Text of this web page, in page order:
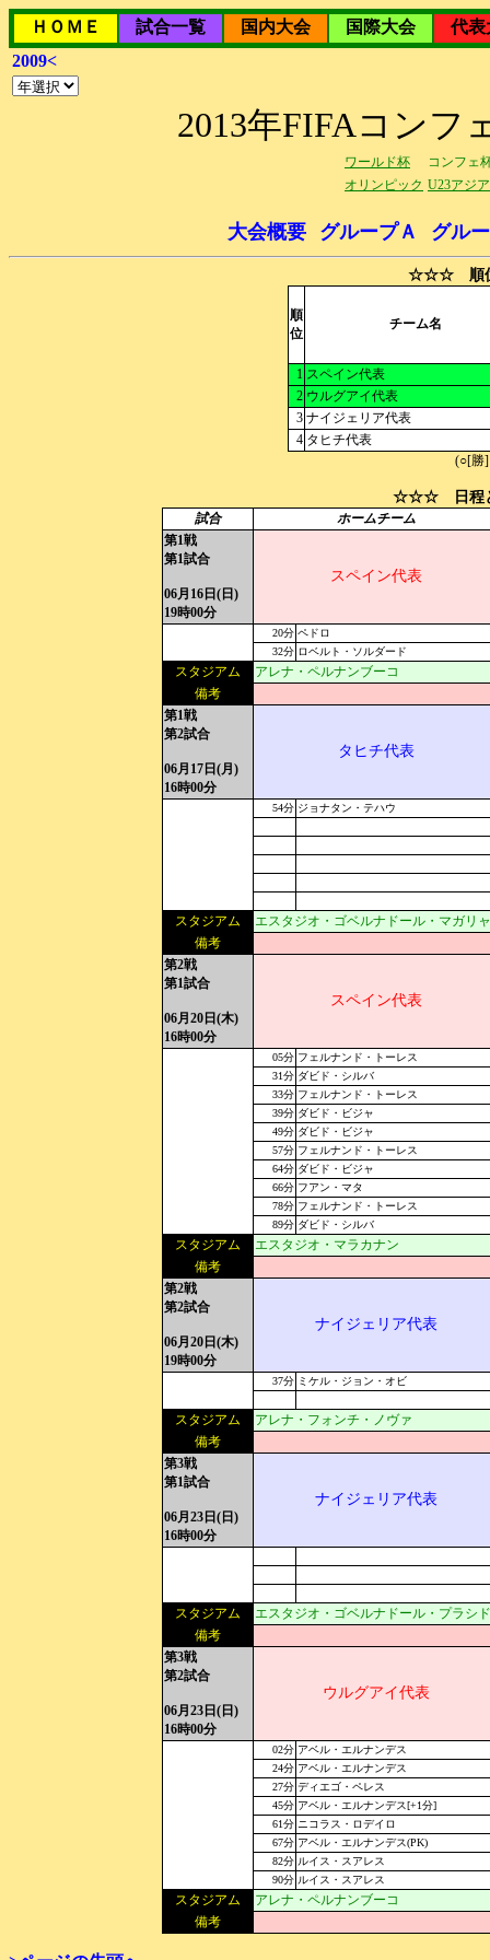
ＨＯＭＥ 試合一覧 国内大会 国際大会
代表
2009<
2013年FIFAコンフ
ワールド杯
コンフェ
オリンピック U23アジ
大会概要 グループＡ グル
☆☆☆ 順
順
位
チーム名
1 スペイン代表
2 ウルグアイ代表
3 ナイジェリア代表
4 タヒチ代表
(○[勝
☆☆☆ 日程
試合
ホームチーム
第1戦
第1試合
06月16日(日)
19時00分
スペイン代表
20分 ペドロ
32分 ロベルト・ソルダード
スタジアム
アレナ・ペルナンブーコ
備考
第1戦
第2試合
06月17日(月)
16時00分
タヒチ代表
54分 ジョナタン・テハウ
スタジアム
エスタジオ・ゴベルナドール・マガリ
備考
第2戦
第1試合
06月20日(木)
16時00分
スペイン代表
05分 フェルナンド・トーレス
31分 ダビド・シルバ
33分 フェルナンド・トーレス
39分 ダビド・ビジャ
49分 ダビド・ビジャ
57分 フェルナンド・トーレス
64分 ダビド・ビジャ
66分 フアン・マタ
78分 フェルナンド・トーレス
89分 ダビド・シルバ
スタジアム
エスタジオ・マラカナン
備考
第2戦
第2試合
06月20日(木)
19時00分
ナイジェリア代表
37分 ミケル・ジョン・オビ
スタジアム
アレナ・フォンチ・ノヴァ
備考
第3戦
第1試合
06月23日(日)
16時00分
ナイジェリア代表
スタジアム
エスタジオ・ゴベルナドール・プラシ
備考
第3戦
第2試合
06月23日(日)
16時00分
ウルグアイ代表
02分 アベル・エルナンデス
24分 アベル・エルナンデス
27分 ディエゴ・ペレス
45分 アベル・エルナンデス[+1分]
61分 ニコラス・ロデイロ
67分 アベル・エルナンデス(PK)
82分 ルイス・スアレス
90分 ルイス・スアレス
スタジアム
アレナ・ペルナンブーコ
備考